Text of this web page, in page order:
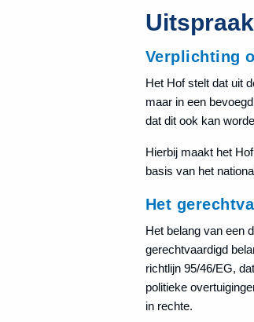
Uitspraak
Verplichting
Het Hof stelt dat uit
maar in een
dat dit ook kan
Hierbij maakt het
basis van het
Het
Het belang van een
gerechtvaardigd
richtlijn 95/46/EG,
politieke
in rechte.